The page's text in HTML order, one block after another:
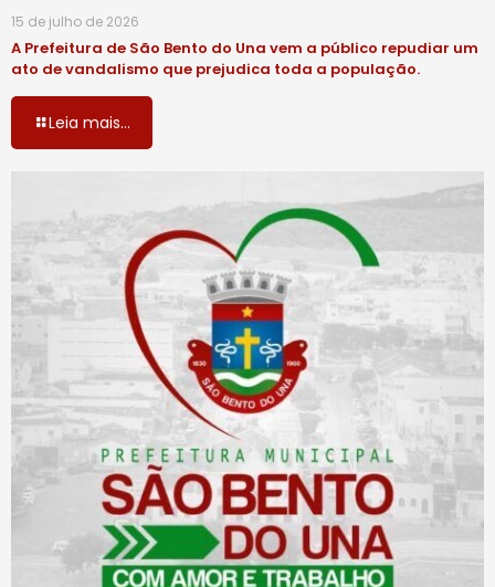
15 de julho de 2026
A Prefeitura de São Bento do Una vem a público repudiar um
ato de vandalismo que prejudica toda a população.
Leia mais...